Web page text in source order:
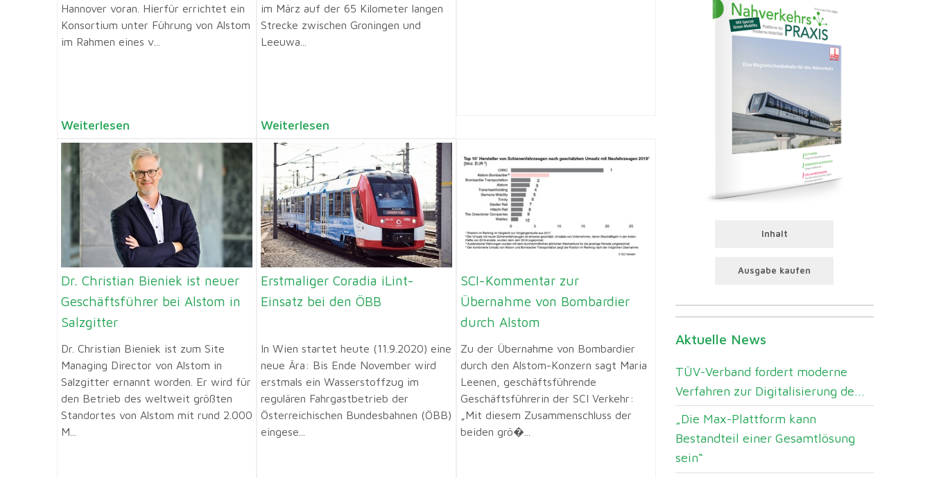
Hannover voran. Hierfür errichtet ein
Konsortium unter Führung von Alstom
im Rahmen eines v...
Weiterlesen
im März auf der 65 Kilometer langen
Strecke zwischen Groningen und
Leeuwa...
Weiterlesen
Dr. Christian Bieniek ist neuer
Geschäftsführer bei Alstom in
Salzgitter
Dr. Christian Bieniek ist zum Site
Managing Director von Alstom in
Salzgitter ernannt worden. Er wird für
den Betrieb des weltweit größten
Standortes von Alstom mit rund 2.000
M...
Erstmaliger Coradia iLint-
Einsatz bei den ÖBB
In Wien startet heute (11.9.2020) eine
neue Ära: Bis Ende November wird
erstmals ein Wasserstoffzug im
regulären Fahrgastbetrieb der
Österreichischen Bundesbahnen (ÖBB)
eingese...
SCI-Kommentar zur
Übernahme von Bombardier
durch Alstom
Zu der Übernahme von Bombardier
durch den Alstom-Konzern sagt Maria
Leenen, geschäftsführende
Geschäftsführerin der SCI Verkehr:
„Mit diesem Zusammenschluss der
beiden grö�...
Inhalt
Ausgabe kaufen
Aktuelle News
TÜV-Verband fordert moderne
Verfahren zur Digitalisierung de...
„Die Max-Plattform kann
Bestandteil einer Gesamtlösung
sein“